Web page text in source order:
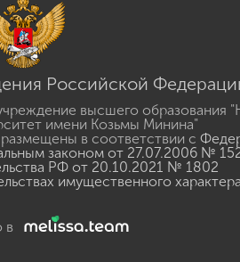
Российской
высшего образования
имени Козьмы Минина"
в соответствии с
законом от 27.07.2006 №
РФ от 20.10.2021 № 1802
имущественного
в